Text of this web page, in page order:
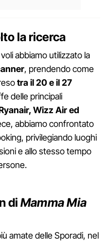
la ricerca
abbiamo utilizzato la
, prendendo come
tra il 20 e il 27
delle principali
Wizz Air ed
abbiamo confrontato
privilegiando luoghi
e allo stesso tempo
di Mamma Mia
amate delle Sporadi, nel